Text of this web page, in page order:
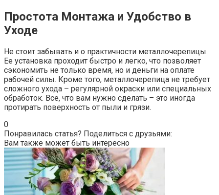
Простота Монтажа и Удобство в
Уходе
Не стоит забывать и о практичности металлочерепицы.
Ее установка проходит быстро и легко, что позволяет
сэкономить не только время, но и деньги на оплате
рабочей силы. Кроме того, металлочерепица не требует
сложного ухода – регулярной окраски или специальных
обработок. Все, что вам нужно сделать – это иногда
протирать поверхность от пыли и грязи.
0
Понравилась статья? Поделиться с друзьями:
Вам также может быть интересно